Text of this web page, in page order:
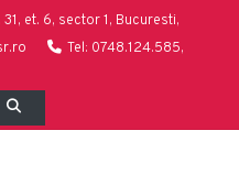
et. 6, sector 1, Bucuresti,
Tel: 0748.124.585,